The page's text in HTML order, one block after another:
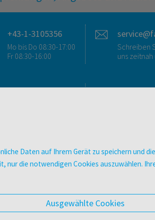
+43-1-3105356
Mo bis Do 08:30-17:00
Fr 08:30-16:00
Schreiben
uns
Sie uns
E-
Daten auf Ihrem Gerät zu speichern und
nur die notwendigen Cookies auszuwählen.
Ausgewählte Cookies